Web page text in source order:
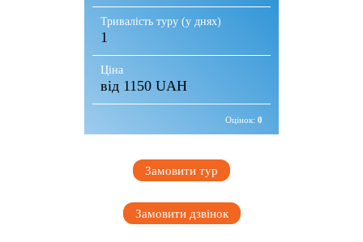
Тривалість туру (у днях)
1
Ціна
від 1150 UAH
Оцінок: 0
Замовити тур
Замовити дзвінок